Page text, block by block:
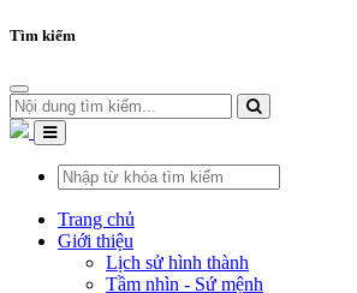
Tìm kiếm
Trang chủ
Giới thiệu
Lịch sử hình thành
Tầm nhìn - Sứ mệnh